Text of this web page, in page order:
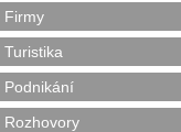
Firmy
Turistika
Podnikání
Rozhovory